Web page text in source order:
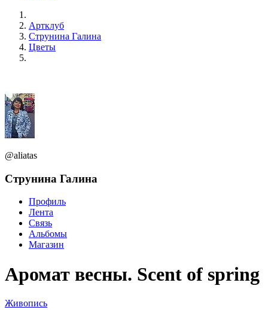
Артклуб
Струнина Галина
Цветы
@aliatas
Струнина Галина
Профиль
Лента
Связь
Альбомы
Магазин
Аромат весны. Scent of spring
Живопись